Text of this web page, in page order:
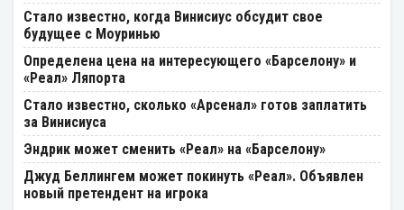
Стало известно, когда Винисиус обсудит свое
будущее с Моуринью
Определена цена на интересующего «Барселону» и
«Реал» Ляпорта
Стало известно, сколько «Арсенал» готов заплатить
за Винисиуса
Эндрик может сменить «Реал» на «Барселону»
Джуд Беллингем может покинуть «Реал». Объявлен
новый претендент на игрока